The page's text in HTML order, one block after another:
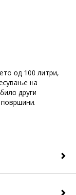
од 100 литри,
на
други
површини.